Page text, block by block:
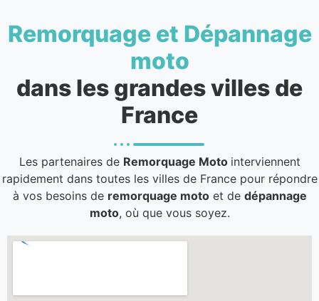
Remorquage et Dépannage
moto
dans les grandes villes de
France
Les partenaires de Remorquage Moto interviennent
rapidement dans toutes les villes de France pour répondre
à vos besoins de remorquage motoet de dépannage
moto, où que vous soyez.